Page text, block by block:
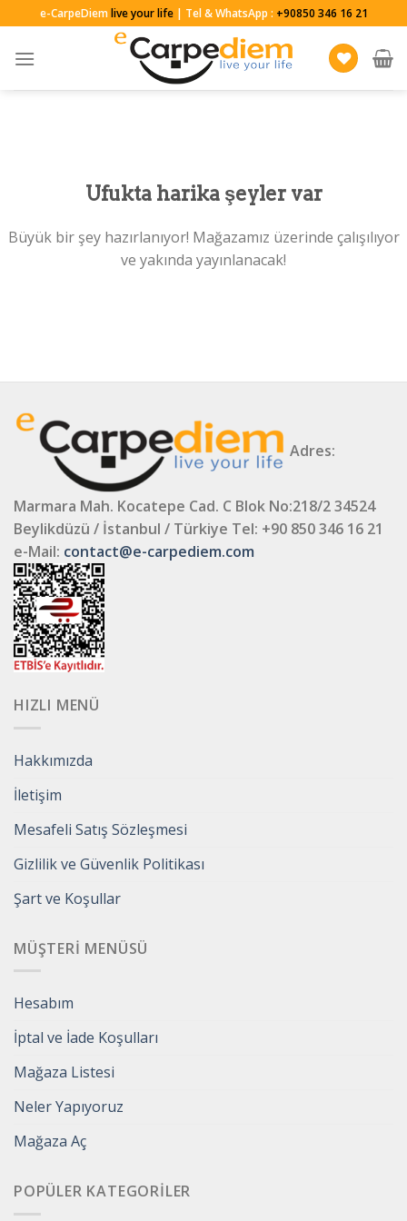
to
content
e-CarpeDiemlive your life| Tel & WhatsApp : +90850 346 16 21
Ufukta harika şeyler var
Büyük bir şey hazırlanıyor! Mağazamız üzerinde çalışılıyor
ve yakında yayınlanacak!
Adres:
Marmara Mah. Kocatepe Cad. C Blok No:218/2 34524
Beylikdüzü / İstanbul / Türkiye Tel: +90 850 346 16 21
e-Mail: contact@e-carpediem.com
HIZLI MENÜ
Hakkımızda
İletişim
Mesafeli Satış Sözleşmesi
Gizlilik ve Güvenlik Politikası
Şart ve Koşullar
MÜŞTERI MENÜSÜ
Hesabım
İptal ve İade Koşulları
Mağaza Listesi
Neler Yapıyoruz
Mağaza Aç
POPÜLER KATEGORILER